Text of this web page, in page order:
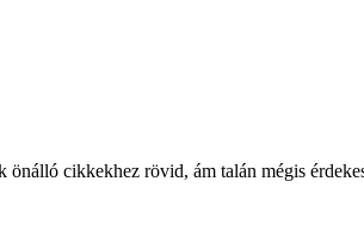
cikkekhez rövid, ám talán mégis